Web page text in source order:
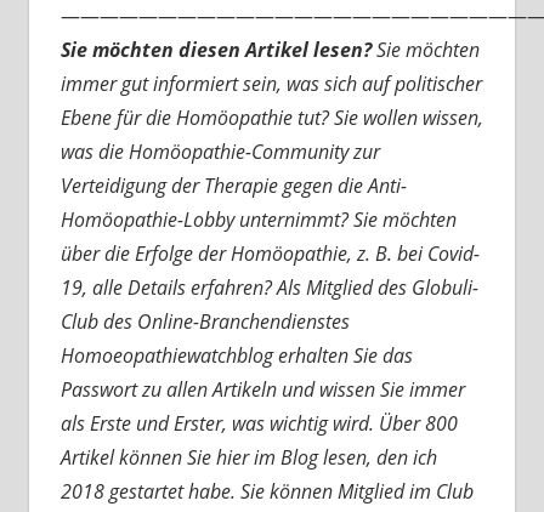
Sie möchten diesen Artikel lesen?Sie möchten
immer gut informiert sein, was sich auf politischer
Ebene für die Homöopathie tut? Sie wollen wissen,
was die Homöopathie-Community zur
Verteidigung der Therapie gegen die Anti-
Homöopathie-Lobby unternimmt? Sie möchten
über die Erfolge der Homöopathie, z. B. bei Covid-
19, alle Details erfahren? Als Mitglied des Globuli-
Club des Online-Branchendienstes
Homoeopathiewatchblog erhalten Sie das
Passwort zu allen Artikeln und wissen Sie immer
als Erste und Erster, was wichtig wird. Über 800
Artikel können Sie hier im Blog lesen, den ich
2018 gestartet habe. Sie können Mitglied im Club